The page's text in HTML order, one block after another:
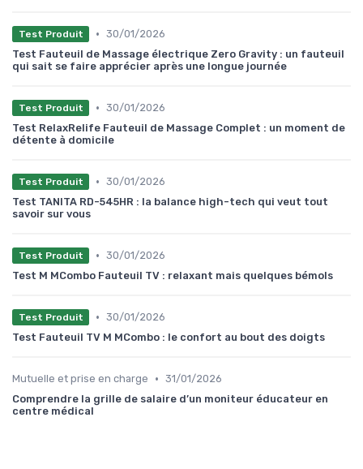
Test Produit • 30/01/2026
Test Fauteuil de Massage électrique Zero Gravity : un fauteuil
qui sait se faire apprécier après une longue journée
Test Produit • 30/01/2026
Test RelaxRelife Fauteuil de Massage Complet : un moment de
détente à domicile
Test Produit • 30/01/2026
Test TANITA RD-545HR : la balance high-tech qui veut tout
savoir sur vous
Test Produit • 30/01/2026
Test M MCombo Fauteuil TV : relaxant mais quelques bémols
Test Produit • 30/01/2026
Test Fauteuil TV M MCombo : le confort au bout des doigts
Mutuelle et prise en charge • 31/01/2026
Comprendre la grille de salaire d’un moniteur éducateur en
centre médical